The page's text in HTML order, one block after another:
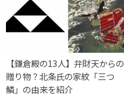
【鎌倉殿の13人】弁財天からの
贈り物？北条氏の家紋「三つ
鱗」の由来を紹介